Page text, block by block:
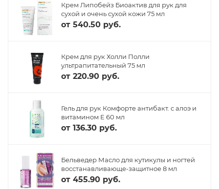
Крем Липобейз Биоактив для рук для
сухой и очень сухой кожи 75 мл
от 540.50 руб.
Крем для рук Холли Полли
ультрапитательный 75 мл
от 220.90 руб.
Гель для рук Комфорте антибакт. с алоэ и
витамином Е 60 мл
от 136.30 руб.
Бельведер Масло для кутикулы и ногтей
восстанавливающе-защитное 8 мл
от 455.90 руб.